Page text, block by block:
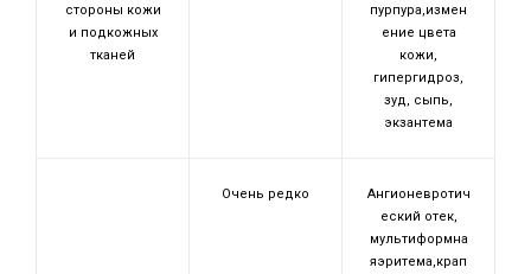
стороны кожи
и подкожных
тканей
пурпура,измен
ение цвета
кожи,
гипергидроз,
зуд, сыпь,
экзантема
Очень редко
Ангионевротич
еский отек,
мультиформна
яэритема,крап